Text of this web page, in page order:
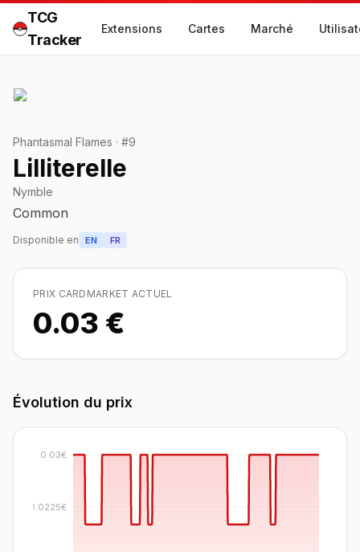
TCG
Tracker
Extensions Cartes Marché
Phantasmal Flames · #9
Lilliterelle
Nymble
Common
Disponible en EN FR
PRIX CARDMARKET ACTUEL
0.03 €
Évolution du prix
0.0225€
0.03€